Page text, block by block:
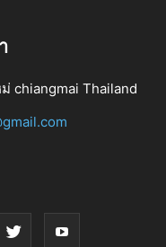
ม่ chiangmai Thailand